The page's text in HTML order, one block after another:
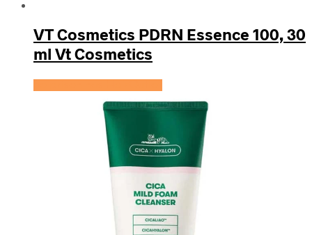
VT Cosmetics PDRN Essence 100, 30
ml Vt Cosmetics